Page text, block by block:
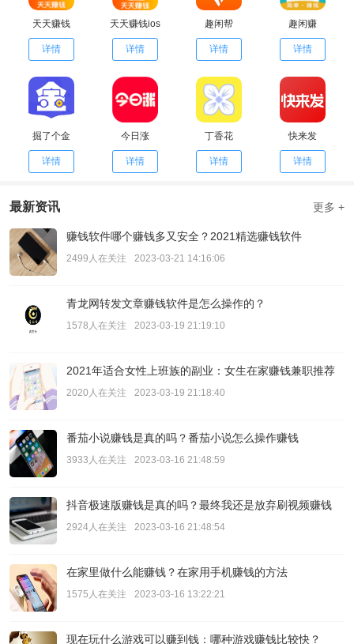
天天赚钱
详情
天天赚钱ios
详情
趣闲帮
详情
趣闲赚
详情
掘了个金
详情
今日涨
详情
丁香花
详情
快来发
详情
最新资讯 更多 +
赚钱软件哪个赚钱多又安全？2021精选赚钱软件
2499人在关注 2023-03-21 14:16:06
青龙网转发文章赚钱软件是怎么操作的？
1578人在关注 2023-03-19 21:19:10
2021年适合女性上班族的副业：女生在家赚钱兼职推荐
2020人在关注 2023-03-19 21:18:40
番茄小说赚钱是真的吗？番茄小说怎么操作赚钱
3933人在关注 2023-03-16 21:48:59
抖音极速版赚钱是真的吗？最终我还是放弃刷视频赚钱
2924人在关注 2023-03-16 21:48:54
在家里做什么能赚钱？在家用手机赚钱的方法
1575人在关注 2023-03-16 13:22:21
现在玩什么游戏可以赚到钱：哪种游戏赚钱比较快？